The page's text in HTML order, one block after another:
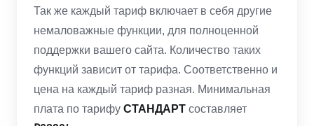
Так же каждый тариф включает в себя другие
немаловажные функции, для полноценной
поддержки вашего сайта. Количество таких
функций зависит от тарифа. Соответственно и
цена на каждый тариф разная. Минимальная
плата по тарифу СТАНДАРТ составляет